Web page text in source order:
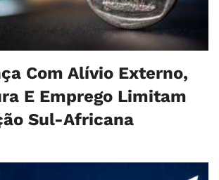
Com Alívio Externo,
E Emprego Limitam
Sul-Africana